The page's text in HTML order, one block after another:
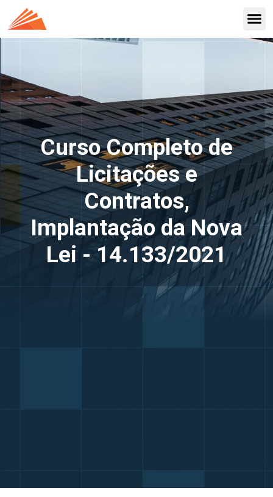
Curso Completo de
Licitações e
Contratos,
Implantação da Nova
Lei - 14.133/2021